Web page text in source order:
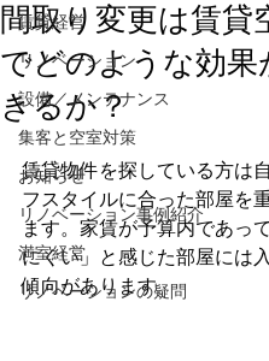
賃貸経営
リノベーション
設備／メンテナンス
集客と空室対策
お知らせ
リノベーション事例紹介
満室経営
リノベーションの疑問
間取り変更は賃貸
でどのような効果
きるか？
賃貸物件を探している方は
フスタイルに合った部屋を
ます。家賃が予算内であっ
にくい」と感じた部屋には
傾向があります。